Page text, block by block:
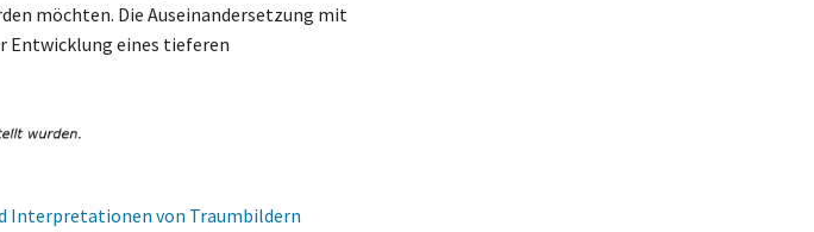
möchten. Die Auseinandersetzung mit
Entwicklung eines tieferen
Interpretationen von Traumbildern